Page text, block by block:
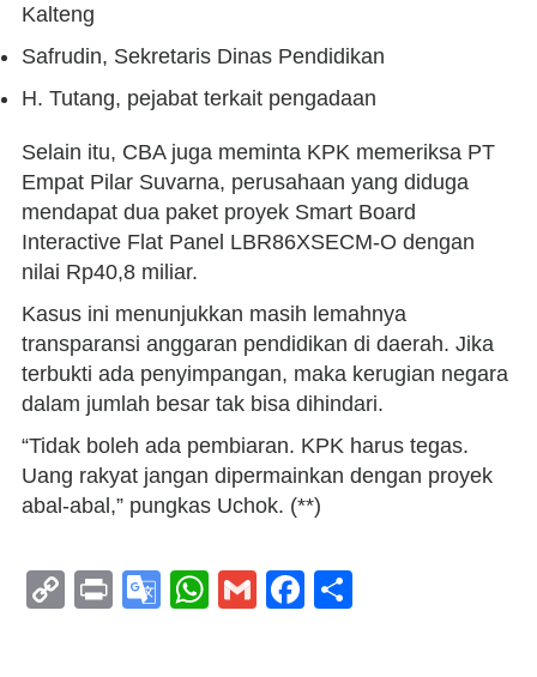
Kalteng
Safrudin, Sekretaris Dinas Pendidikan
H. Tutang, pejabat terkait pengadaan
Selain itu, CBA juga meminta KPK memeriksa PT
Empat Pilar Suvarna, perusahaan yang diduga
mendapat dua paket proyek Smart Board
Interactive Flat Panel LBR86XSECM-O dengan
nilai Rp40,8 miliar.
Kasus ini menunjukkan masih lemahnya
transparansi anggaran pendidikan di daerah. Jika
terbukti ada penyimpangan, maka kerugian negara
dalam jumlah besar tak bisa dihindari.
“Tidak boleh ada pembiaran. KPK harus tegas.
Uang rakyat jangan dipermainkan dengan proyek
abal-abal,” pungkas Uchok. (**)
CopyPrintGoogle
WhatsApp
GmailFacebook